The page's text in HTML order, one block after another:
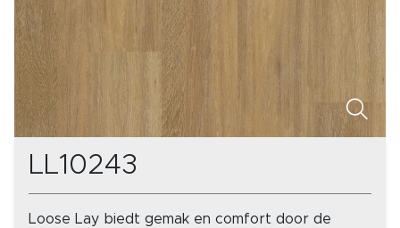
LL10243
Loose Lay biedt gemak en comfort door de